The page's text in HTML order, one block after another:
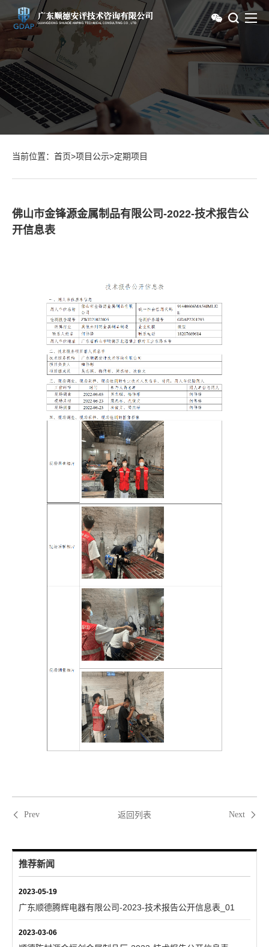
当前位置： 首页>项目公示>定期项目
佛山市金锋源金属制品有限公司-2022-技术报告公
开信息表
Prev 返回列表 Next
推荐新闻
2023-05-19
广东顺德腾辉电器有限公司-2023-技术报告公开信息表_01
2023-03-06